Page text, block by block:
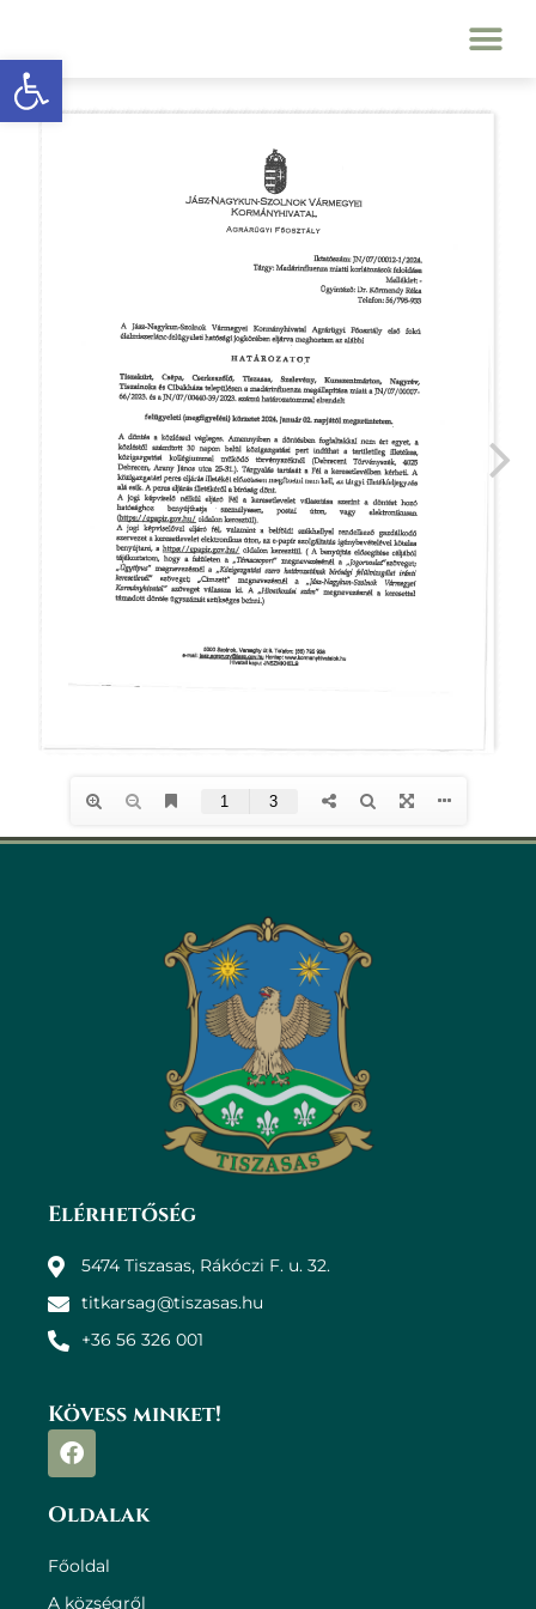
Eszköztár megnyitása
Elérhetőség
5474 Tiszasas, Rákóczi F. u. 32.
titkarsag@tiszasas.hu
+36 56 326 001
Kövess minket!
Oldalak
Főoldal
A községről